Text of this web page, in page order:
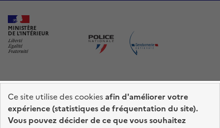
MINISTÈRE
DE L'INTÉRIEUR
prefecturedepolice.interieur.gouv.fr
info.gouv.fr
service-public.fr
legifrance.gouv.fr
Fermer
Choisir mon point d’accueil
Ce site utilise des cookiesafin d'améliorer votre
expérience (statistiques de fréquentation du site).
Vous pouvez décider de ce que vous souhaitez